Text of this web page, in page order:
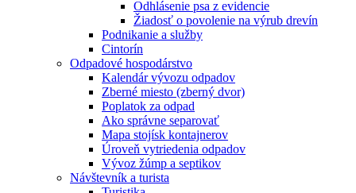
Odhlásenie psa z evidencie
Žiadosť o povolenie na výrub drevín
Podnikanie a služby
Cintorín
Odpadové hospodárstvo
Kalendár vývozu odpadov
Zberné miesto (zberný dvor)
Poplatok za odpad
Ako správne separovať
Mapa stojísk kontajnerov
Úroveň vytriedenia odpadov
Vývoz žúmp a septikov
Návštevník a turista